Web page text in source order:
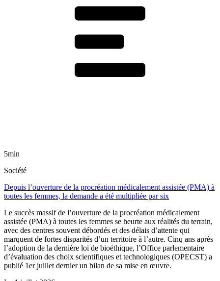
5min
Société
Depuis l’ouverture de la procréation médicalement assistée (PMA) à
toutes les femmes, la demande a été multipliée par six
Le succès massif de l’ouverture de la procréation médicalement
assistée (PMA) à toutes les femmes se heurte aux réalités du terrain,
avec des centres souvent débordés et des délais d’attente qui
marquent de fortes disparités d’un territoire à l’autre. Cinq ans après
l’adoption de la dernière loi de bioéthique, l’Office parlementaire
d’évaluation des choix scientifiques et technologiques (OPECST) a
publié 1er juillet dernier un bilan de sa mise en œuvre.